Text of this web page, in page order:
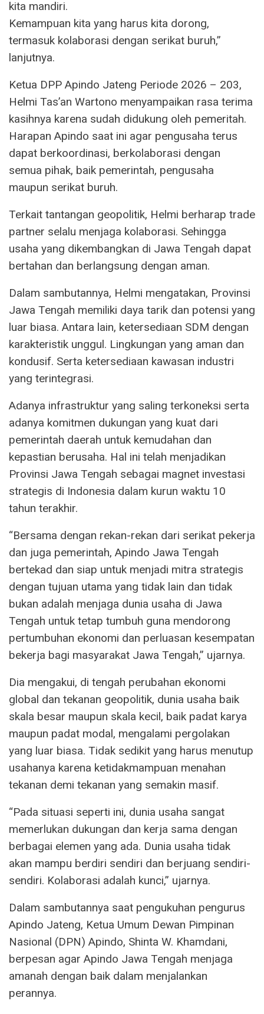
kita mandiri.
Kemampuan kita yang harus kita dorong,
termasuk kolaborasi dengan serikat buruh,”
lanjutnya.
Ketua DPP Apindo Jateng Periode 2026 – 203,
Helmi Tas’an Wartono menyampaikan rasa terima
kasihnya karena sudah didukung oleh pemeritah.
Harapan Apindo saat ini agar pengusaha terus
dapat berkoordinasi, berkolaborasi dengan
semua pihak, baik pemerintah, pengusaha
maupun serikat buruh.
Terkait tantangan geopolitik, Helmi berharap trade
partner selalu menjaga kolaborasi. Sehingga
usaha yang dikembangkan di Jawa Tengah dapat
bertahan dan berlangsung dengan aman.
Dalam sambutannya, Helmi mengatakan, Provinsi
Jawa Tengah memiliki daya tarik dan potensi yang
luar biasa. Antara lain, ketersediaan SDM dengan
karakteristik unggul. Lingkungan yang aman dan
kondusif. Serta ketersediaan kawasan industri
yang terintegrasi.
Adanya infrastruktur yang saling terkoneksi serta
adanya komitmen dukungan yang kuat dari
pemerintah daerah untuk kemudahan dan
kepastian berusaha. Hal ini telah menjadikan
Provinsi Jawa Tengah sebagai magnet investasi
strategis di Indonesia dalam kurun waktu 10
tahun terakhir.
“Bersama dengan rekan-rekan dari serikat pekerja
dan juga pemerintah, Apindo Jawa Tengah
bertekad dan siap untuk menjadi mitra strategis
dengan tujuan utama yang tidak lain dan tidak
bukan adalah menjaga dunia usaha di Jawa
Tengah untuk tetap tumbuh guna mendorong
pertumbuhan ekonomi dan perluasan kesempatan
bekerja bagi masyarakat Jawa Tengah,” ujarnya.
Dia mengakui, di tengah perubahan ekonomi
global dan tekanan geopolitik, dunia usaha baik
skala besar maupun skala kecil, baik padat karya
maupun padat modal, mengalami pergolakan
yang luar biasa. Tidak sedikit yang harus menutup
usahanya karena ketidakmampuan menahan
tekanan demi tekanan yang semakin masif.
“Pada situasi seperti ini, dunia usaha sangat
memerlukan dukungan dan kerja sama dengan
berbagai elemen yang ada. Dunia usaha tidak
akan mampu berdiri sendiri dan berjuang sendiri-
sendiri. Kolaborasi adalah kunci,” ujarnya.
Dalam sambutannya saat pengukuhan pengurus
Apindo Jateng, Ketua Umum Dewan Pimpinan
Nasional (DPN) Apindo, Shinta W. Khamdani,
berpesan agar Apindo Jawa Tengah menjaga
amanah dengan baik dalam menjalankan
perannya.